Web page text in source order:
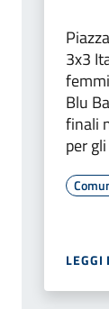
3x3
Blu
finali
per
LEGGI